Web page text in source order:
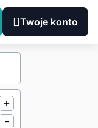
Twoje konto
+
-